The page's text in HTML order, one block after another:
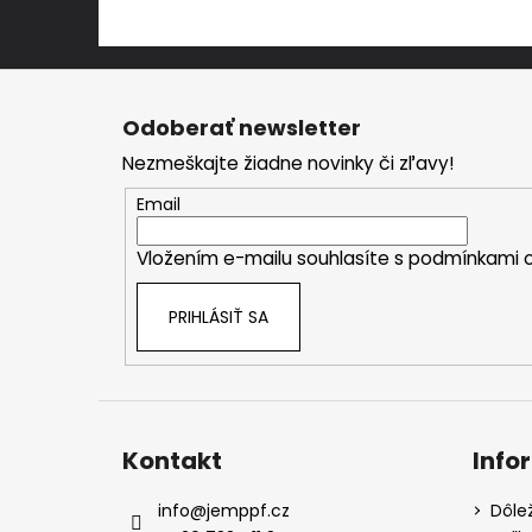
Z
Odoberať newsletter
Nezmeškajte žiadne novinky či zľavy!
Email
Vložením e-mailu souhlasíte s podmínkami
PRIHLÁSIŤ SA
Kontakt
info@jemppf.cz